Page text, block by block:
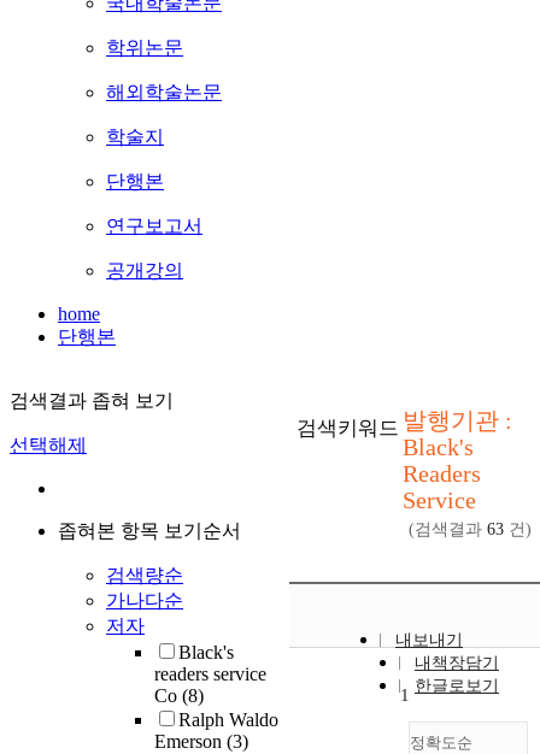
학위논문
해외학술논문
학술지
단행본
연구보고서
공개강의
home
단행본
검색결과 좁혀 보기
선택해제
좁혀본 항목 보기순서
검색량순
가나다순
저자
Black's
readers service
Co (8)
Ralph Waldo
Emerson (3)
검색키워드 발행기관 :
Black's
Readers
Service
(검색결과 63 건)
내보내기
내책장담기
한글로보기
정확도순
1